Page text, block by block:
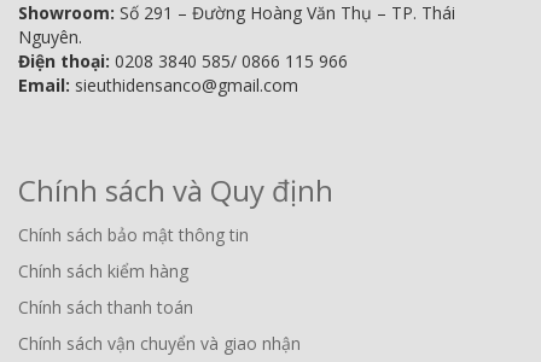
Showroom: Số 291 – Đường Hoàng Văn Thụ – TP. Thái
Nguyên.
Điện thoại: 0208 3840 585/ 0866 115 966
Email: sieuthidensanco@gmail.com
Chính sách và Quy định
Chính sách bảo mật thông tin
Chính sách kiểm hàng
Chính sách thanh toán
Chính sách vận chuyển và giao nhận